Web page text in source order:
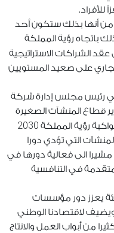
للأفراد.
أنها بذلك ستكون أحد
باتجاه رؤية المملكة
الشراكات الاستراتيجية
على صعيد المستويين
رئيس مجلس إدارة شركة
قطاع المنشآت الصغيرة
رؤية المملكة 2030
التي تؤدي دورا
مشيرا الى فعالية دورها في
في التنافسية
يعزز دور مؤسسات
لاقتصادنا الوطني
من أبواب العمل والانتاج